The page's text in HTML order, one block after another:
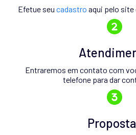
Efetue seu cadastro aqui pelo site
Entraremos em contato com
telefone para dar